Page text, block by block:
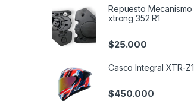
Repuesto Mecanismo
xtrong 352 R1
$25.000
Casco Integral XTR-Z1
$450.000